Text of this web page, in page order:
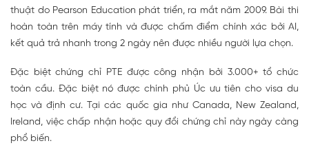
thuật do Pearson Education phát triển, ra mắt năm 2009. Bài thi
hoàn toàn trên máy tính và được chấm điểm chính xác bởi AI,
kết quả trả nhanh trong 2 ngày nên được nhiều người lựa chọn.
Đặc biệt chứng chỉ PTE được công nhận bởi 3.000+ tổ chức
toàn cầu. Đặc biệt nó được chính phủ Úc ưu tiên cho visa du
học và định cư. Tại các quốc gia như Canada, New Zealand,
Ireland, việc chấp nhận hoặc quy đổi chứng chỉ này ngày càng
phổ biến.